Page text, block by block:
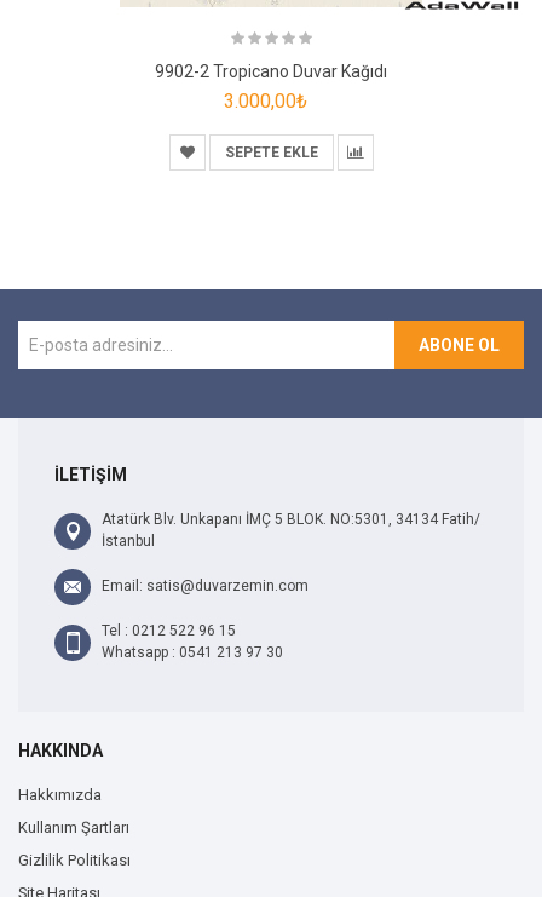
9902-2 Tropicano Duvar Kağıdı
3.000,00₺
SEPETE EKLE
ABONE OL
İLETİŞİM
Atatürk Blv. Unkapanı İMÇ 5 BLOK. NO:5301, 34134 Fatih/
İstanbul
Email: satis@duvarzemin.com
Tel : 0212 522 96 15
Whatsapp : 0541 213 97 30
HAKKINDA
Hakkımızda
Kullanım Şartları
Gizlilik Politikası
Site Haritası